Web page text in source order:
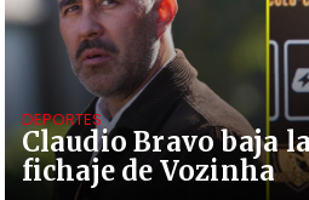
Claudio Bravo baja
fichaje de Vozinha
DEPORTES